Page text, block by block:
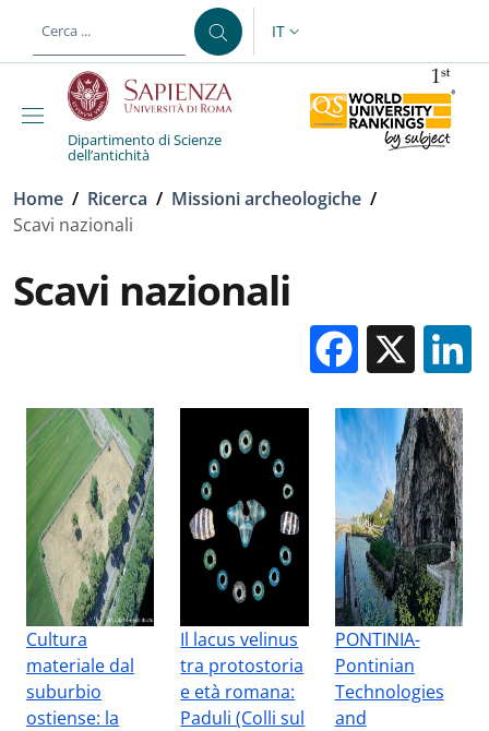
al contenuto principale
SELETTORE LINGUA:
IT
Dipartimento di Scienze
dell’antichità
Briciole di pane
Home / Ricerca / Missioni archeologiche /
Scavi nazionali
Scavi nazionali
X
Cultura
materiale dal
suburbio
ostiense: la
Il lacus velinus
tra protostoria
e età romana:
Paduli (Colli sul
PONTINIA-
Pontinian
Technologies
and